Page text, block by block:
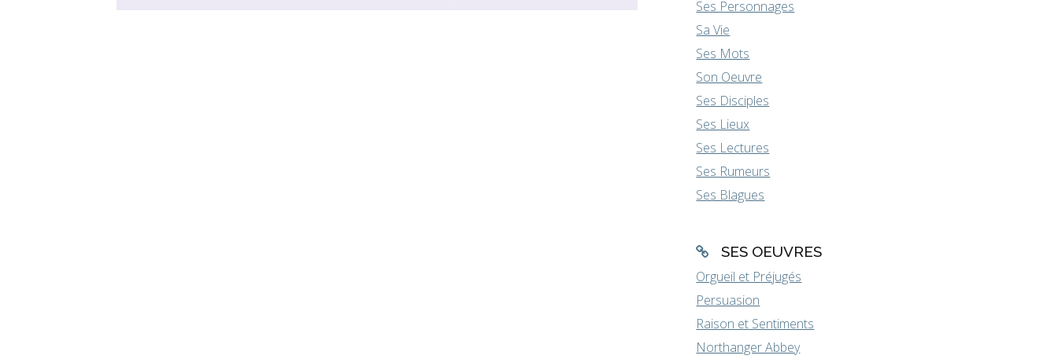
Ses Personnages
Sa Vie
Ses Mots
Son Oeuvre
Ses Disciples
Ses Lieux
Ses Lectures
Ses Rumeurs
Ses Blagues
SES OEUVRES
Orgueil et Préjugés
Persuasion
Raison et Sentiments
Northanger Abbey